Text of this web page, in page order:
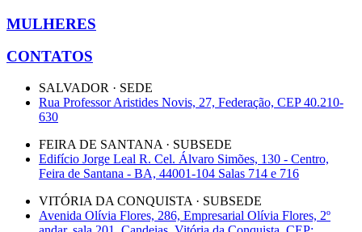
MULHERES
CONTATOS
SALVADOR · SEDE
Rua Professor Aristides Novis, 27, Federação, CEP 40.210-
630
FEIRA DE SANTANA · SUBSEDE
Edifício Jorge Leal R. Cel. Álvaro Simões, 130 - Centro,
Feira de Santana - BA, 44001-104 Salas 714 e 716
VITÓRIA DA CONQUISTA · SUBSEDE
Avenida Olívia Flores, 286, Empresarial Olívia Flores, 2º